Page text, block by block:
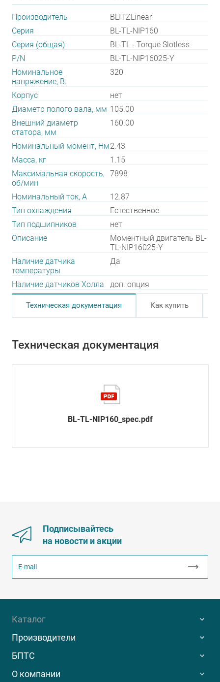
Производитель
BLITZLinear
Серия
BL-TL-NIP160
Серия (общая)
BL-TL - Torque Slotless
P/N
BL-TL-NIP16025-Y
Номинальное
напряжение, В.
320
Корпус
нет
Диаметр полого вала, мм 105.00
Внешний диаметр
статора, мм
160.00
Номинальный момент, Нм2.43
Масса, кг
1.15
Максимальная скорость,
об/мин
7898
Номинальный ток, А
12.87
Тип охлаждения
Естественное
Тип подшипников
нет
Описание
Моментный двигатель BL-
TL-NIP16025-Y
Наличие датчика
температуры
Да
Наличие датчиков Холла доп. опция
Техническая документация Как купить
Техническая документация
BL-TL-NIP160_spec.pdf
Подписывайтесь
на новости и акции
Каталог
Производители
БПТС
О компании